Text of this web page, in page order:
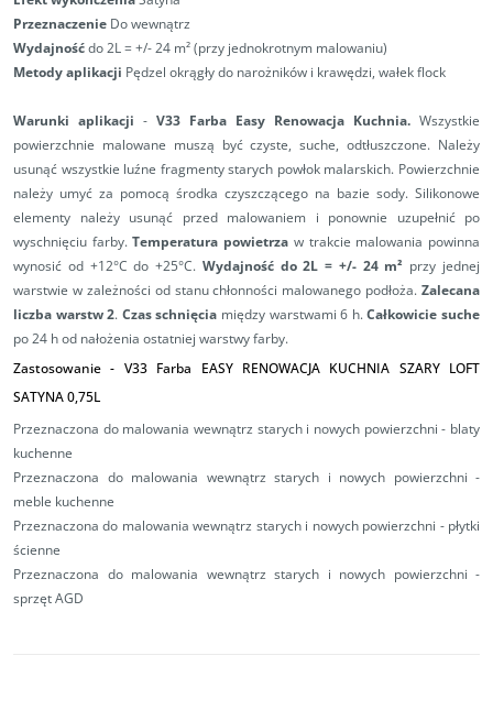
Przeznaczenie Do wewnątrz
Wydajnośćdo 2L = +/- 24 m² (przy jednokrotnym malowaniu)
Metody aplikacji Pędzel okrągły do narożników i krawędzi, wałek flock
Warunki aplikacji - V33 Farba Easy Renowacja Kuchnia. Wszystkie
powierzchnie malowane muszą być czyste, suche, odtłuszczone. Należy
usunąć wszystkie luźne fragmenty starych powłok malarskich. Powierzchnie
należy umyć za pomocą środka czyszczącego na bazie sody. Silikonowe
elementy należy usunąć przed malowaniem i ponownie uzupełnić po
wyschnięciu farby.Temperatura powietrza w trakcie malowania powinna
wynosić od +12°C do +25°C. Wydajność do 2L = +/- 24 m² przy jednej
warstwie w zależności od stanu chłonności malowanego podłoża. Zalecana
liczba warstw 2. Czas schnięcia między warstwami 6 h.Całkowicie suche
po 24 h od nałożenia ostatniej warstwy farby.
Zastosowanie - V33 Farba EASY RENOWACJA KUCHNIA SZARY LOFT
SATYNA 0,75L
Przeznaczona do malowania wewnątrz starych i nowych powierzchni - blaty
kuchenne
Przeznaczona do malowania wewnątrz starych i nowych powierzchni -
meble kuchenne
Przeznaczona do malowania wewnątrz starych i nowych powierzchni - płytki
ścienne
Przeznaczona do malowania wewnątrz starych i nowych powierzchni -
sprzęt AGD